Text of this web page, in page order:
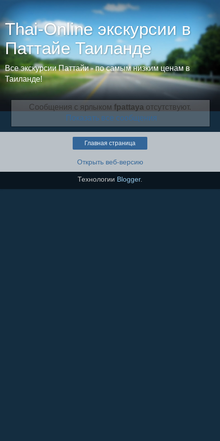
Thai-Online экскурсии в
Паттайе Таиланде
Все экскурсии Паттайи - по самым низким ценам в
Таиланде!
Сообщения с ярлыком fpattaya отсутствуют.
Показать все сообщения
Главная страница
Открыть веб-версию
Технологии Blogger.